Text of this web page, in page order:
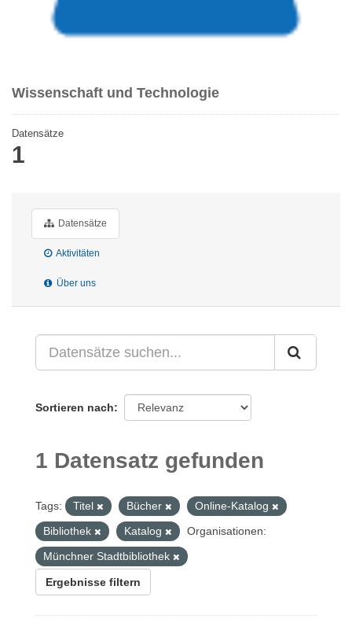
Wissenschaft und Technologie
Datensätze
1
Datensätze
Aktivitäten
Über uns
Sortieren nach
1 Datensatz gefunden
Tags: Titel Bücher
Online-Katalog
Bibliothek
Katalog
Organisationen:
Münchner Stadtbibliothek
Ergebnisse filtern